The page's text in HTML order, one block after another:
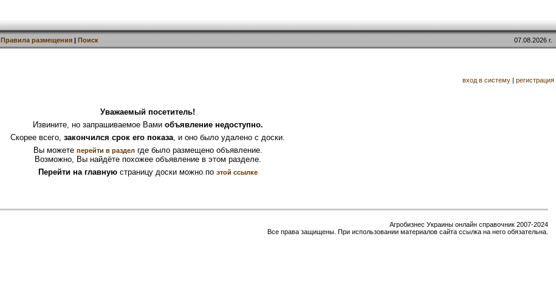
Правила размещения | Поиск 07.08.2026 г.
вход в систему | регистрация
Уважаемый посетитель!
Извините, но запрашиваемое Вами объявление недоступно.
Скорее всего, закончился срок его показа, и оно было удалено с доски.
Вы можете перейти в разделгде было размещено объявление.
Возможно, Вы найдёте похожее объявление в этом разделе.
Перейти на главнуюстраницу доски можно по этой ссылке
Агробизнес Украины онлайн справочник 2007-2024
Все права защищены. При использовании материалов сайта ссылка на него обязательна.